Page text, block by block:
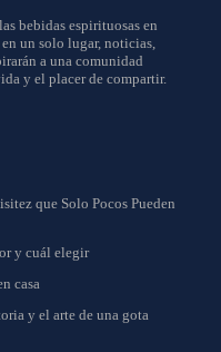
bebidas espirituosas en
un solo lugar, noticias,
a una comunidad
y el placer de compartir.
que Solo Pocos Pueden
y cuál elegir
casa
y el arte de una gota